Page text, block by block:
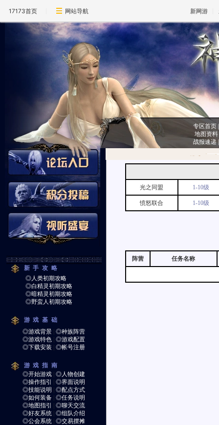
17173首页 网站导航 新网游
专区首页
地图资料
战报速递
新手攻略
◎人类初期攻略
◎白精灵初期攻略
◎暗精灵初期攻略
◎野蛮人初期攻略
游戏基础
◎游戏背景 |◎种族阵营
◎游戏特色 |◎游戏配置
◎下载安装
|◎帐号注册
游戏指南
◎开始游戏 |◎人物创建
◎操作指引
|◎界面说明
◎技能说明
|◎配点方式
◎如何装备 |◎任务说明
◎地图指引
|◎聊天交流
◎好友系统 |◎组队介绍
◎公会系统 |◎交易摆摊
光之同盟 1-10级
愤怒联合 1-10级
阵营 任务名称